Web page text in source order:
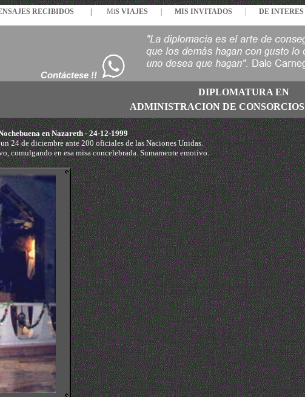
RECIBIDOS MiS VIAJES MIS INVITADOS DE INTERES
Contáctese !!
DIPLOMATURA EN
ADMINISTRACION DE CONSORCIOS
en Nazareth - 24-12-1999
24 de diciembre ante 200 oficiales de las Naciones Unidas.
comulgando en esa misa concelebrada. Sumamente emotivo.